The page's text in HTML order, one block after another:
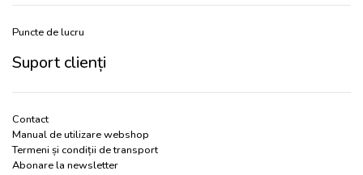
Puncte de lucru
Suport clienți
Contact
Manual de utilizare webshop
Termeni și condiții de transport
Abonare la newsletter